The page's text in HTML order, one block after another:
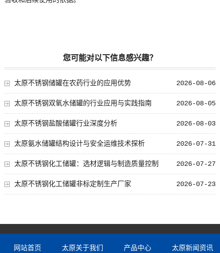
您可能对以下信息感兴趣？
2026-08-06
太原不锈钢储罐在农药行业的应用优势
2026-08-05
太原不锈钢双氧水储罐的行业应用与实践指南
2026-08-03
太原不锈钢盐酸储罐行业深度分析
2026-07-31
太原氨水储罐结构设计与安全运维技术探析
2026-07-27
太原不锈钢化工储罐：选材逻辑与制造质量控制
2026-07-23
太原不锈钢化工储罐非标定制生产厂家
网站首页 太原关于我们 产品中心 太原新闻资讯